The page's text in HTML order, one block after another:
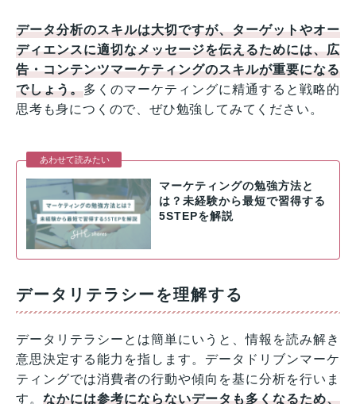
データ分析のスキルは大切ですが、ターゲットやオー
ディエンスに適切なメッセージを伝えるためには、広
告・コンテンツマーケティングのスキルが重要になる
でしょう。多くのマーケティングに精通すると戦略的
思考も身につくので、ぜひ勉強してみてください。
マーケティングの勉強方法と
は？未経験から最短で習得する
5STEPを解説
データリテラシーを理解する
データリテラシーとは簡単にいうと、情報を読み解き
意思決定する能力を指します。データドリブンマーケ
ティングでは消費者の行動や傾向を基に分析を行いま
す。なかには参考にならないデータも多くなるため、